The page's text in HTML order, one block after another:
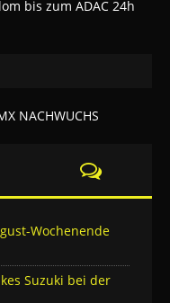
Wochenende
Suzuki bei der